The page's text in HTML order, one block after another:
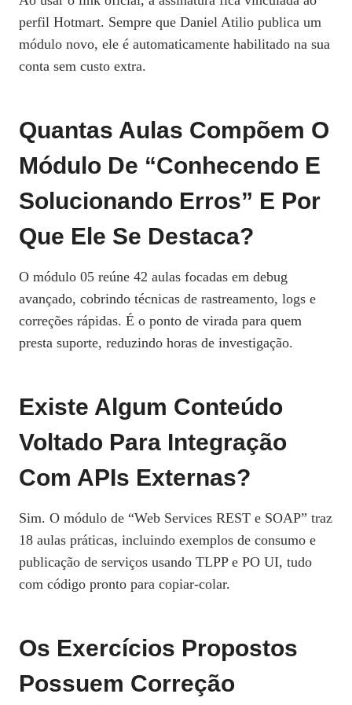
perfil Hotmart. Sempre que Daniel Atilio publica um
módulo novo, ele é automaticamente habilitado na sua
conta sem custo extra.
Quantas Aulas Compõem O
Módulo De “Conhecendo E
Solucionando Erros” E Por
Que Ele Se Destaca?
O módulo 05 reúne 42 aulas focadas em debug
avançado, cobrindo técnicas de rastreamento, logs e
correções rápidas. É o ponto de virada para quem
presta suporte, reduzindo horas de investigação.
Existe Algum Conteúdo
Voltado Para Integração
Com APIs Externas?
Sim. O módulo de “Web Services REST e SOAP” traz
18 aulas práticas, incluindo exemplos de consumo e
publicação de serviços usando TLPP e PO UI, tudo
com código pronto para copiar‑colar.
Os Exercícios Propostos
Possuem Correção